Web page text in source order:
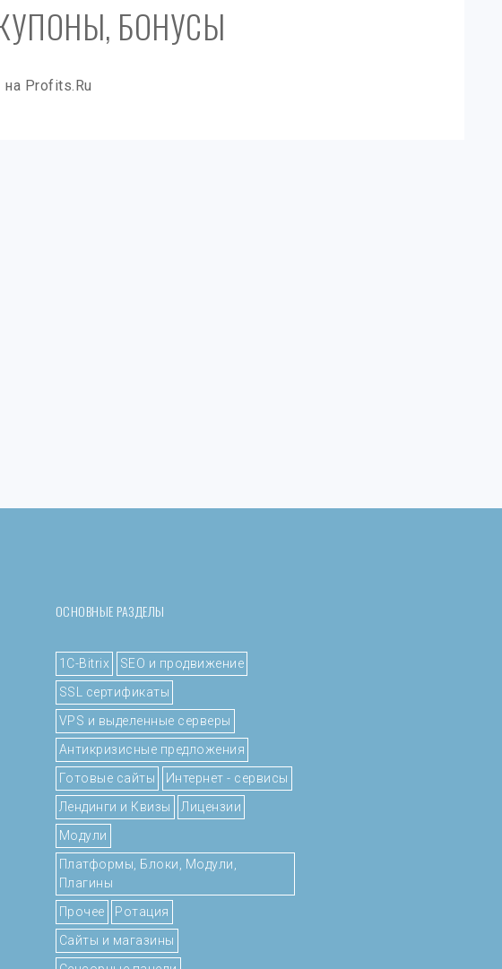
БОНУСЫ
Profits.Ru
ОСНОВНЫЕ РАЗДЕЛЫ
1C-Bitrix
SEO и продвижение
SSL сертификаты
VPS и выделенные серверы
Антикризисные предложения
Готовые сайты
Интернет - сервисы
Лендинги и Квизы
Лицензии
Модули
Платформы, Блоки, Модули,
Плагины
Прочее
Ротация
Сайты и магазины